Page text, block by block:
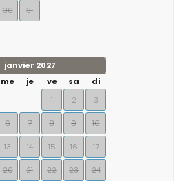
30 31
janvier 2027
me je ve sa
di
1
2 3
6 7 8 9 10
13 14 15 16 17
20 21 22 23 24